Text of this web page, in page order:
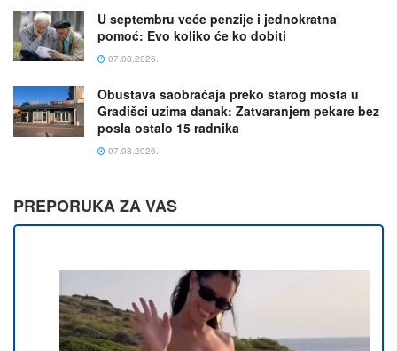
U septembru veće penzije i jednokratna
pomoć: Evo koliko će ko dobiti
07.08.2026.
Obustava saobraćaja preko starog mosta u
Gradišci uzima danak: Zatvaranjem pekare bez
posla ostalo 15 radnika
07.08.2026.
PREPORUKA ZA VAS